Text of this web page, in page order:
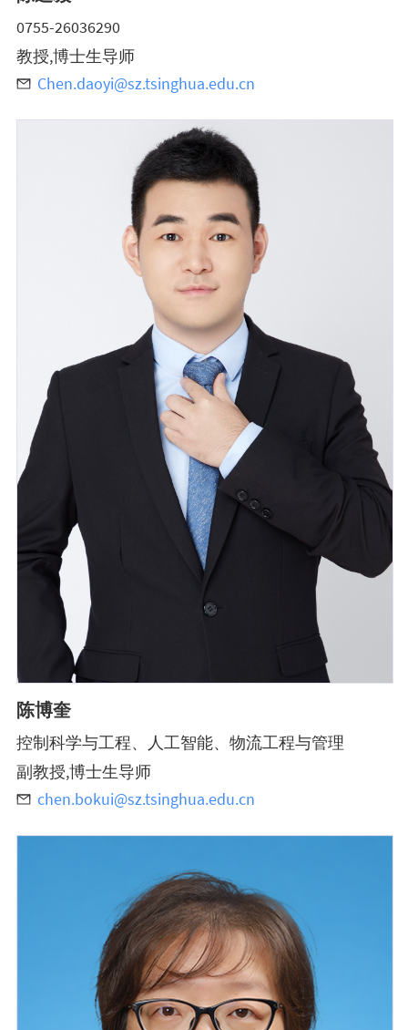
0755-26036290
教授,博士生导师
Chen.daoyi@sz.tsinghua.edu.cn
陈博奎
控制科学与工程、人工智能、物流工程与管理
副教授,博士生导师
chen.bokui@sz.tsinghua.edu.cn